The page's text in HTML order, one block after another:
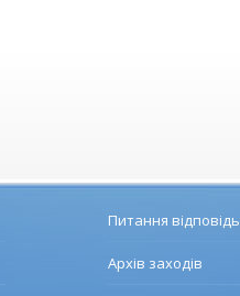
Питання відповідь
Архів заходів